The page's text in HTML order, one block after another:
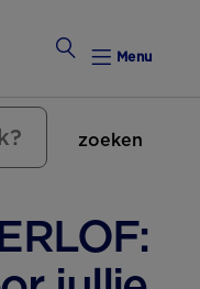
Menu
zoeken